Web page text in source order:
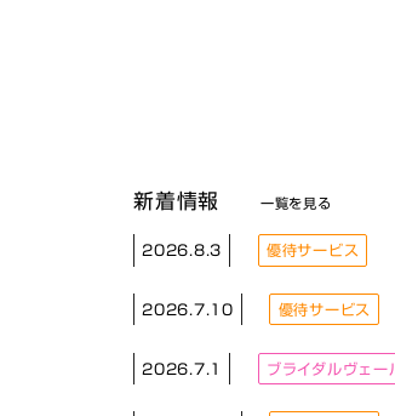
新着情報 一覧を見る
2026.8.3 優待サービス
2026.7.10 優待サービス
2026.7.1 ブライダルヴェー